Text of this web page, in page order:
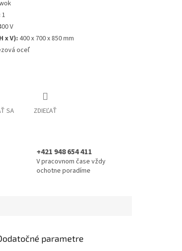
1
V
x V): 400 x 700 x 850 mm
oceľ
SA ZDIEĽAŤ
+421 948 654 411
V pracovnom čase vždy
ochotne poradíme
parametre